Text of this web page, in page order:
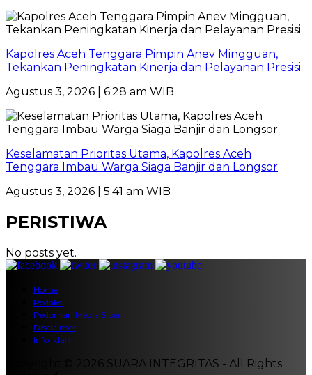
Kapolres Aceh Tenggara Pimpin Anev Mingguan,
Tekankan Peningkatan Kinerja dan Pelayanan Presisi
Agustus 3, 2026 | 6:28 am WIB
Keselamatan Prioritas Utama, Kapolres Aceh
Tenggara Imbau Warga Siaga Banjir dan Longsor
Agustus 3, 2026 | 5:41 am WIB
PERISTIWA
No posts yet.
Home
Redaksi
Pedoman Media Siber
Disclaimer
Info Iklan
Copyright © 2026 SUARA INTEGRITAS - All Rights